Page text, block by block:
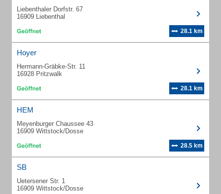
Liebenthaler Dorfstr. 67
16909 Liebenthal
28.1 km
Hoyer
Hermann-Gräbke-Str. 11
16928 Pritzwalk
28.1 km
HEM
Meyenburger Chaussee 43
16909 Wittstock/Dosse
28.5 km
SB
Uetersener Str. 1
16909 Wittstock/Dosse